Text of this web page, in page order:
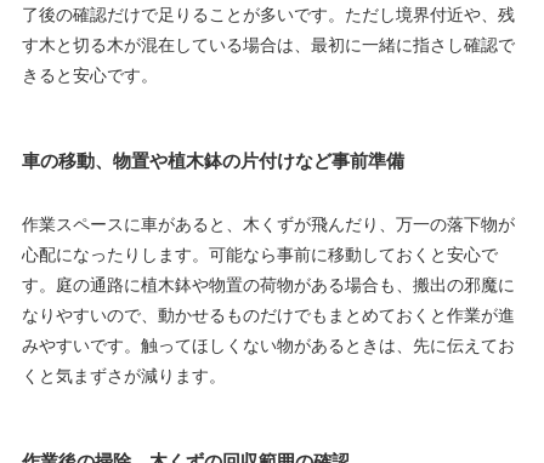
了後の確認だけで足りることが多いです。ただし境界付近や、残
す木と切る木が混在している場合は、最初に一緒に指さし確認で
きると安心です。
車の移動、物置や植木鉢の片付けなど事前準備
作業スペースに車があると、木くずが飛んだり、万一の落下物が
心配になったりします。可能なら事前に移動しておくと安心で
す。庭の通路に植木鉢や物置の荷物がある場合も、搬出の邪魔に
なりやすいので、動かせるものだけでもまとめておくと作業が進
みやすいです。触ってほしくない物があるときは、先に伝えてお
くと気まずさが減ります。